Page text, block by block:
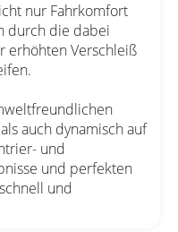
nur Fahrkomfort
durch die dabei
erhöhten Verschleiß
auch dynamisch auf
und
und perfekten
und